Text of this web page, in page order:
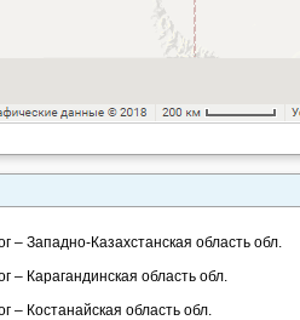
– Западно-Казахстанская область обл.
– Карагандинская область обл.
– Костанайская область обл.